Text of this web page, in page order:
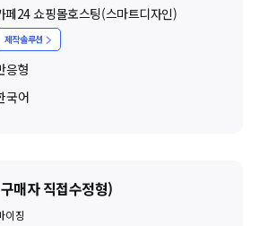
페24 쇼핑몰호스팅(스마트디자인)
제작솔루션
응형
국어
매자 직접수정형)
이징